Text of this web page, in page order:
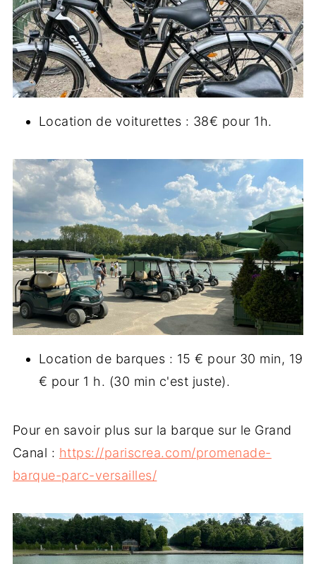
Location de voiturettes : 38€ pour 1h.
Location de barques : 15 € pour 30 min, 19
€ pour 1 h. (30 min c'est juste).
Pour en savoir plus sur la barque sur le Grand
Canal : https://pariscrea.com/promenade-
barque-parc-versailles/